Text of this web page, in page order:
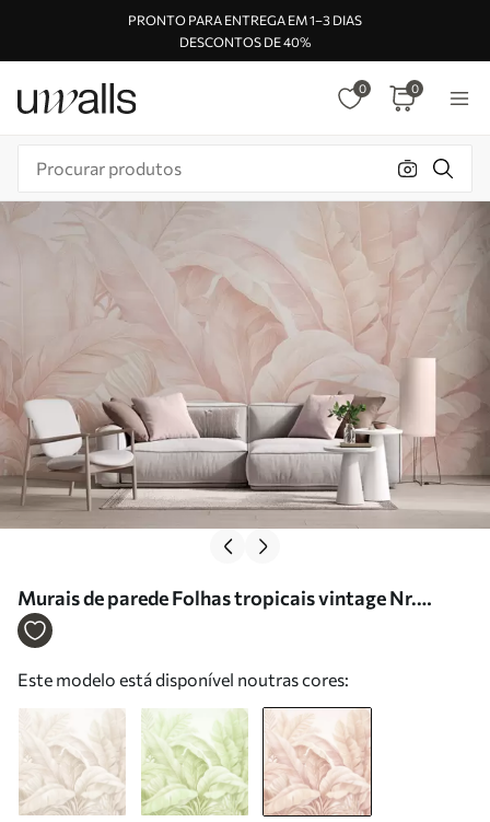
PRONTO PARA ENTREGA EM 1–3 DIAS
DESCONTOS DE 40%
0 0
Murais de parede Folhas tropicais vintage Nr.
w05518v2
Este modelo está disponível noutras cores: